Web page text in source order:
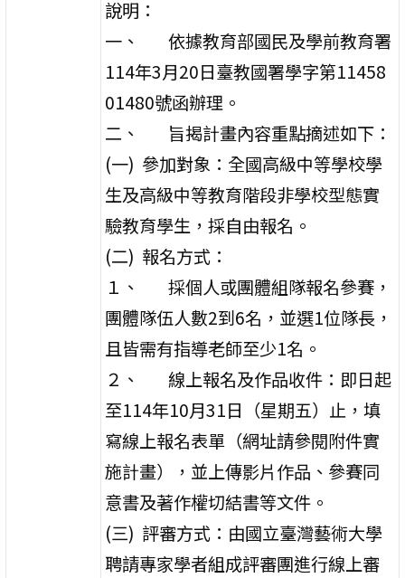
說明：
一、 依據教育部國民及學前教育署
114年3月20日臺教國署學字第11458
01480號函辦理。
二、 旨揭計畫內容重點摘述如下：
(一) 參加對象：全國高級中等學校學
生及高級中等教育階段非學校型態實
驗教育學生，採自由報名。
(二) 報名方式：
１、 採個人或團體組隊報名參賽，
團體隊伍人數2到6名，並選1位隊長，
且皆需有指導老師至少1名。
２、 線上報名及作品收件：即日起
至114年10月31日（星期五）止，填
寫線上報名表單（網址請參閱附件實
施計畫），並上傳影片作品、參賽同
意書及著作權切結書等文件。
(三) 評審方式：由國立臺灣藝術大學
聘請專家學者組成評審團進行線上審